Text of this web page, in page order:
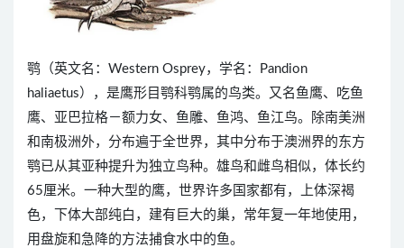
鹗（英文名：Western Osprey，学名：Pandion
haliaetus），是鹰形目鹗科鹗属的鸟类。又名鱼鹰、吃鱼
鹰、亚巴拉格－额力女、鱼雕、鱼鸿、鱼江鸟。除南美洲
和南极洲外，分布遍于全世界，其中分布于澳洲界的东方
鹗已从其亚种提升为独立鸟种。雄鸟和雌鸟相似，体长约
65厘米。一种大型的鹰，世界许多国家都有，上体深褐
色，下体大部纯白，建有巨大的巢，常年复一年地使用，
用盘旋和急降的方法捕食水中的鱼。